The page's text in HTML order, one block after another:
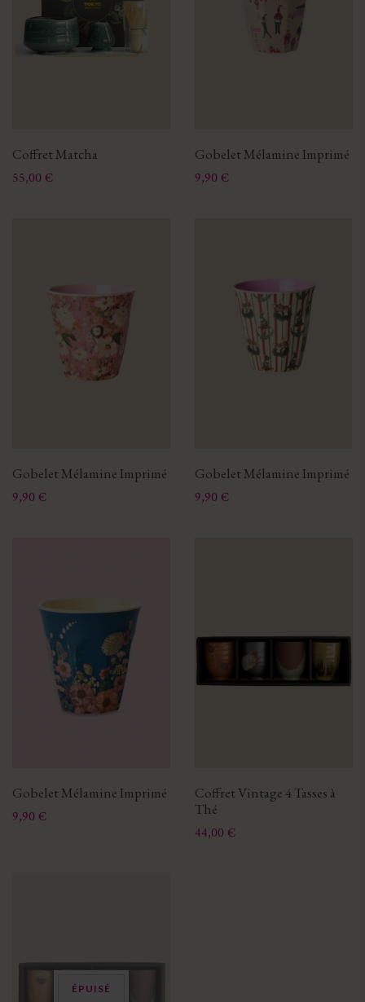
Coffret Matcha
Prix
55,00 €
Gobelet Mélamine Imprimé
Prix
9,90 €
Gobelet Mélamine Imprimé
Prix
9,90 €
Gobelet Mélamine Imprimé
Prix
9,90 €
Gobelet Mélamine Imprimé
Prix
9,90 €
Coffret Vintage 4 Tasses à
Thé
Prix
44,00 €
ÉPUISÉ